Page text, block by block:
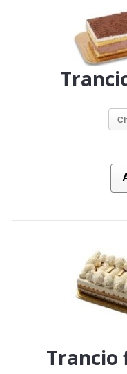
Trancio